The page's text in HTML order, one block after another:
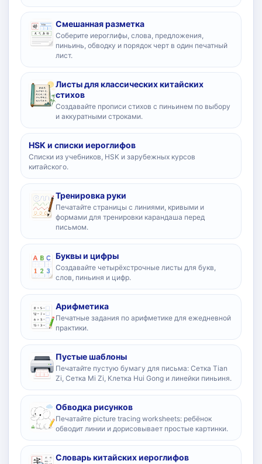
Смешанная разметка
Соберите иероглифы, слова, предложения,
пиньинь, обводку и порядок черт в один печатный
лист.
Листы для классических китайских
стихов
Создавайте прописи стихов с пиньинем по выбору
и аккуратными строками.
HSK и списки иероглифов
Списки из учебников, HSK и зарубежных курсов
китайского.
Тренировка руки
Печатайте страницы с линиями, кривыми и
формами для тренировки карандаша перед
письмом.
Буквы и цифры
Создавайте четырёхстрочные листы для букв,
слов, пиньиня и цифр.
Арифметика
Печатные задания по арифметике для ежедневной
практики.
Пустые шаблоны
Печатайте пустую бумагу для письма: Сетка Tian
Zi, Сетка Mi Zi, Клетка Hui Gong и линейки пиньиня.
Обводка рисунков
Печатайте picture tracing worksheets: ребёнок
обводит линии и дорисовывает простые картинки.
Словарь китайских иероглифов